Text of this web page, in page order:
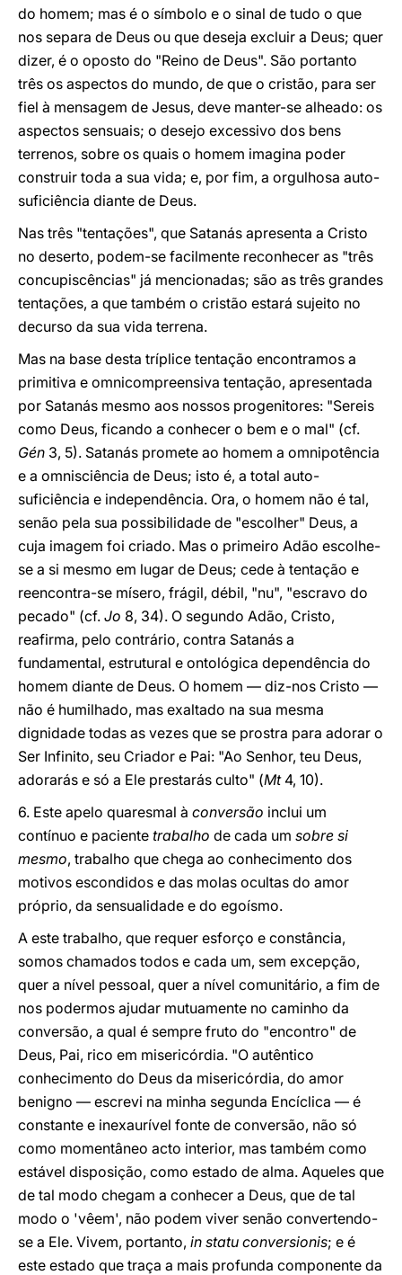
do homem; mas é o símbolo e o sinal de tudo o que
nos separa de Deus ou que deseja excluir a Deus; quer
dizer, é o oposto do "Reino de Deus". São portanto
três os aspectos do mundo, de que o cristão, para ser
fiel à mensagem de Jesus, deve manter-se alheado: os
aspectos sensuais; o desejo excessivo dos bens
terrenos, sobre os quais o homem imagina poder
construir toda a sua vida; e, por fim, a orgulhosa auto-
suficiência diante de Deus.
Nas três "tentações", que Satanás apresenta a Cristo
no deserto, podem-se facilmente reconhecer as "três
concupiscências" já mencionadas; são as três grandes
tentações, a que também o cristão estará sujeito no
decurso da sua vida terrena.
Mas na base desta tríplice tentação encontramos a
primitiva e omnicompreensiva tentação, apresentada
por Satanás mesmo aos nossos progenitores: "Sereis
como Deus, ficando a conhecer o bem e o mal" (cf.
Gén 3, 5). Satanás promete ao homem a omnipotência
e a omnisciência de Deus; isto é, a total auto-
suficiência e independência. Ora, o homem não é tal,
senão pela sua possibilidade de "escolher" Deus, a
cuja imagem foi criado. Mas o primeiro Adão escolhe-
se a si mesmo em lugar de Deus; cede à tentação e
reencontra-se mísero, frágil, débil, "nu", "escravo do
pecado" (cf. Jo 8, 34). O segundo Adão, Cristo,
reafirma, pelo contrário, contra Satanás a
fundamental, estrutural e ontológica dependência do
homem diante de Deus. O homem — diz-nos Cristo —
não é humilhado, mas exaltado na sua mesma
dignidade todas as vezes que se prostra para adorar o
Ser Infinito, seu Criador e Pai: "Ao Senhor, teu Deus,
adorarás e só a Ele prestarás culto" (Mt4, 10).
6. Este apelo quaresmal à conversão inclui um
contínuo e paciente trabalho de cada um sobre si
mesmo, trabalho que chega ao conhecimento dos
motivos escondidos e das molas ocultas do amor
próprio, da sensualidade e do egoísmo.
A este trabalho, que requer esforço e constância,
somos chamados todos e cada um, sem excepção,
quer a nível pessoal, quer a nível comunitário, a fim de
nos podermos ajudar mutuamente no caminho da
conversão, a qual é sempre fruto do "encontro" de
Deus, Pai, rico em misericórdia. "O autêntico
conhecimento do Deus da misericórdia, do amor
benigno — escrevi na minha segunda Encíclica — é
constante e inexaurível fonte de conversão, não só
como momentâneo acto interior, mas também como
estável disposição, como estado de alma. Aqueles que
de tal modo chegam a conhecer a Deus, que de tal
modo o 'vêem', não podem viver senão convertendo-
se a Ele. Vivem, portanto, in statu conversionis; e é
este estado que traça a mais profunda componente da